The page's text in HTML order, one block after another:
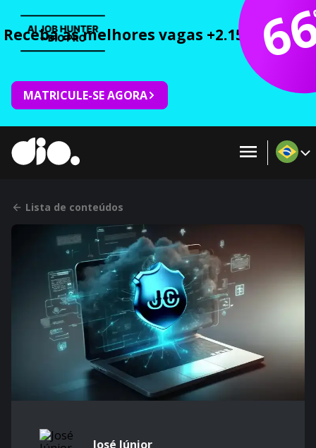
Receba as melhores vagas +2.150 cursos
MATRICULE-SE AGORA
Lista de conteúdos
José Júnior